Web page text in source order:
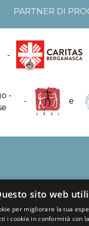
PARTNER DI
-
- e
sito web
per migliorare la tua
i cookie in conformità con